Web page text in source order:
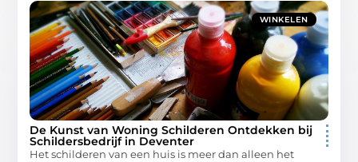
WINKELEN
De Kunst van Woning Schilderen Ontdekken bij
Schildersbedrijf in Deventer
Het schilderen van een huis is meer dan alleen het